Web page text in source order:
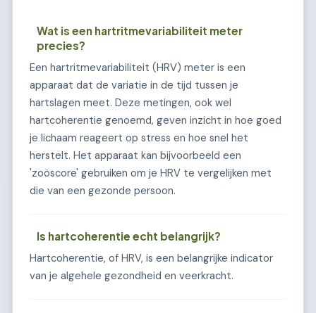
Wat is een hartritmevariabiliteit meter
precies?
Een hartritmevariabiliteit (HRV) meter is een
apparaat dat de variatie in de tijd tussen je
hartslagen meet. Deze metingen, ook wel
hartcoherentie genoemd, geven inzicht in hoe goed
je lichaam reageert op stress en hoe snel het
herstelt. Het apparaat kan bijvoorbeeld een
'zoöscore' gebruiken om je HRV te vergelijken met
die van een gezonde persoon.
Is hartcoherentie echt belangrijk?
Hartcoherentie, of HRV, is een belangrijke indicator
van je algehele gezondheid en veerkracht.